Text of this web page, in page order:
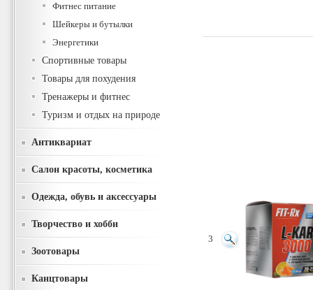
Фитнес питание
Шейкеры и бутылки
Энергетики
Спортивные товары
Товары для похудения
Тренажеры и фитнес
Туризм и отдых на природе
Антиквариат
Салон красоты, косметика
Одежда, обувь и аксессуары
Творчество и хобби
Зоотовары
Канцтовары
3